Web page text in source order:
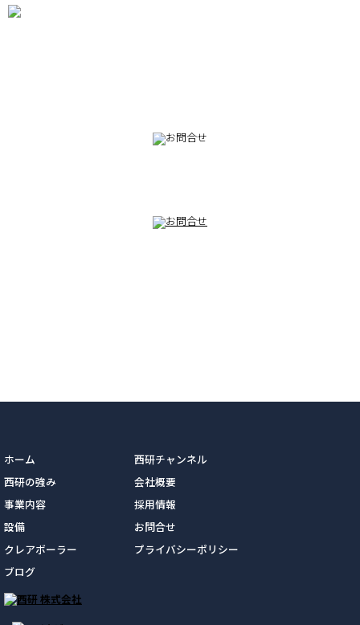
ホーム
西研の強み
事業内容
設備
クレアボーラー
ブログ
西研チャンネル
会社概要
採用情報
お問合せ
プライバシーポリシー